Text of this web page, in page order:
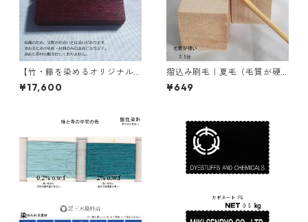
【竹・籐を染めるオリジナル
染料】｜1kg｜ミキセットファ
ストブロンＧＲ（こげ茶色）
¥17,600
摺込み刷毛｜夏毛（毛質が硬
い）2.5分
¥649